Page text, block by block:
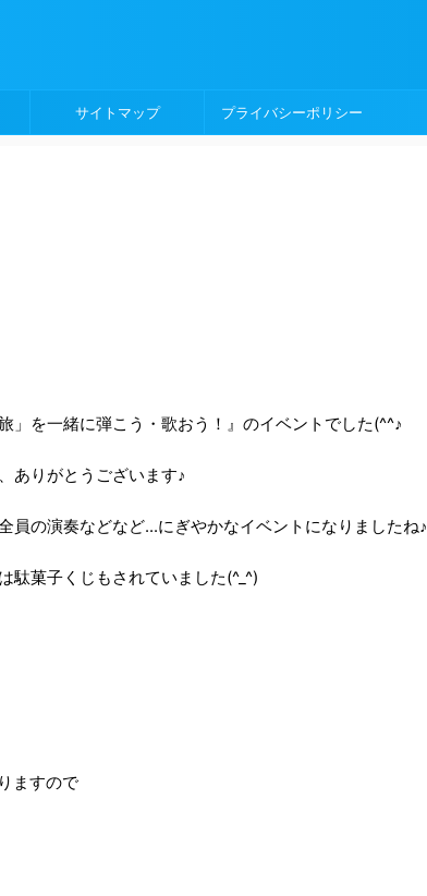
サイトマップ プライバシーポリシー
」を一緒に弾こう・歌おう！』のイベントでした(^^♪
ありがとうございます♪
員の演奏などなど...にぎやかなイベントになりましたね♪
駄菓子くじもされていました(^_^)
ますので